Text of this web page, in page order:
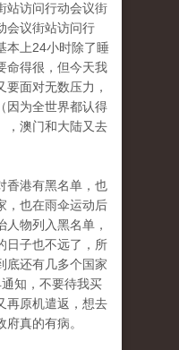
站访问行动会议街
会议街站访问行
本上24小时除了睡
命得很，但今天我
面对无数压力，
因为全世界都认得
，澳门和大陆又去
香港有黑名单，也
，也在雨伞运动后
物列入黑名单，
日子也不远了，所
底还有几多个国家
知，不要待我买
再原机遣返，想去
真的有病。